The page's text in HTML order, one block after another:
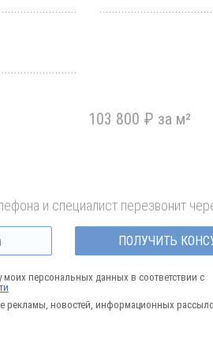
103 800 ₽ за м²
и специалист перезвонит
ПОЛУЧИТЬ
моих персональных данных в соответствии с
рекламы, новостей, информационных